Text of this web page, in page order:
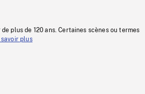
plus de 120 ans. Certaines scènes ou termes
savoir plus